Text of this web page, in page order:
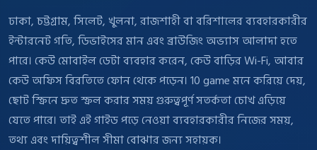
ঢাকা, চট্টগ্রাম, সিলেট, খুলনা, রাজশাহী বা বরিশালের ব্যবহারকারীর
ইন্টারনেট গতি, ডিভাইসের মান এবং ব্রাউজিং অভ্যাস আলাদা হতে
পারে। কেউ মোবাইল ডেটা ব্যবহার করেন, কেউ বাড়ির Wi-Fi, আবার
কেউ অফিস বিরতিতে ফোন থেকে পড়েন। 10 game মনে করিয়ে দেয়,
ছোট স্ক্রিনে দ্রুত স্ক্রল করার সময় গুরুত্বপূর্ণ সতর্কতা চোখ এড়িয়ে
যেতে পারে। তাই এই গাইড পড়ে নেওয়া ব্যবহারকারীর নিজের সময়,
তথ্য এবং দায়িত্বশীল সীমা বোঝার জন্য সহায়ক।